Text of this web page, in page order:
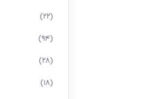
(22)
(94)
(28)
(18)